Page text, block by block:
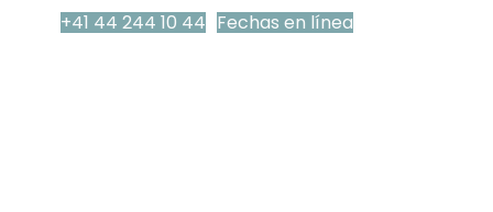
+41 44 244 10 44 Fechas en línea